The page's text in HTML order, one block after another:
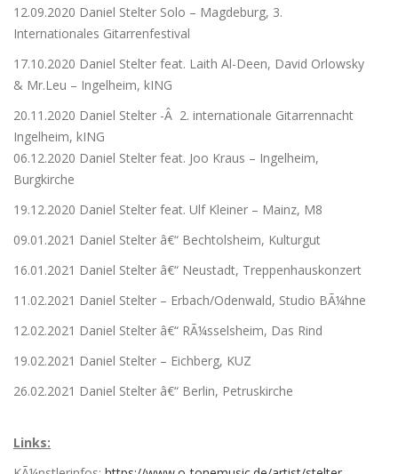
12.09.2020 Daniel Stelter Solo – Magdeburg, 3.
Internationales Gitarrenfestival
17.10.2020 Daniel Stelter feat. Laith Al-Deen, David Orlowsky
& Mr.Leu – Ingelheim, kING
20.11.2020 Daniel Stelter -Â 2. internationale Gitarrennacht
Ingelheim, kING
06.12.2020 Daniel Stelter feat. Joo Kraus – Ingelheim,
Burgkirche
19.12.2020 Daniel Stelter feat. Ulf Kleiner – Mainz, M8
09.01.2021 Daniel Stelter â€“ Bechtolsheim, Kulturgut
16.01.2021 Daniel Stelter â€“ Neustadt, Treppenhauskonzert
11.02.2021 Daniel Stelter – Erbach/Odenwald, Studio BÃ¼hne
12.02.2021 Daniel Stelter â€“ RÃ¼sselsheim, Das Rind
19.02.2021 Daniel Stelter – Eichberg, KUZ
26.02.2021 Daniel Stelter â€“ Berlin, Petruskirche
Links: